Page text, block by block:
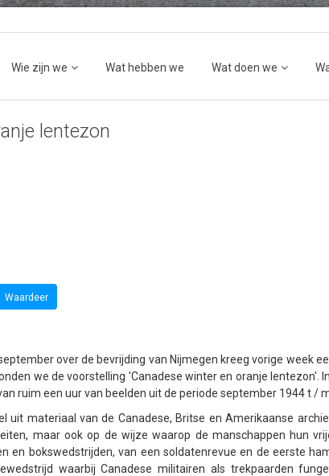
Wie zijn we Wat hebben we Wat doen we
lentezon
over de bevrijding van Nijmegen kreeg vorige week
we de voorstelling 'Canadese winter en oranje lentezon'.
ruim een ​​uur van beelden uit de periode september 1944 t /
uit materiaal van de Canadese, Britse en Amerikaanse
maar ook op de wijze waarop de manschappen hun
en bokswedstrijden, van een soldatenrevue en de eerste
waarbij Canadese militairen als trekpaarden